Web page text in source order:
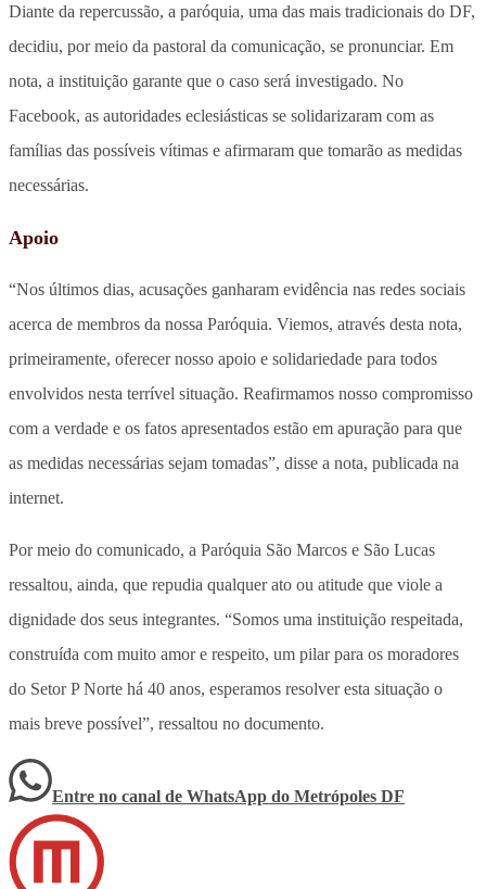
Diante da repercussão, a paróquia, uma das mais tradicionais do DF,
decidiu, por meio da pastoral da comunicação, se pronunciar. Em
nota, a instituição garante que o caso será investigado. No
Facebook, as autoridades eclesiásticas se solidarizaram com as
famílias das possíveis vítimas e afirmaram que tomarão as medidas
necessárias.
Apoio
“Nos últimos dias, acusações ganharam evidência nas redes sociais
acerca de membros da nossa Paróquia. Viemos, através desta nota,
primeiramente, oferecer nosso apoio e solidariedade para todos
envolvidos nesta terrível situação. Reafirmamos nosso compromisso
com a verdade e os fatos apresentados estão em apuração para que
as medidas necessárias sejam tomadas”, disse a nota, publicada na
internet.
Por meio do comunicado, a Paróquia São Marcos e São Lucas
ressaltou, ainda, que repudia qualquer ato ou atitude que viole a
dignidade dos seus integrantes. “Somos uma instituição respeitada,
construída com muito amor e respeito, um pilar para os moradores
do Setor P Norte há 40 anos, esperamos resolver esta situação o
mais breve possível”, ressaltou no documento.
Entre no canal de WhatsApp do Metrópoles DF